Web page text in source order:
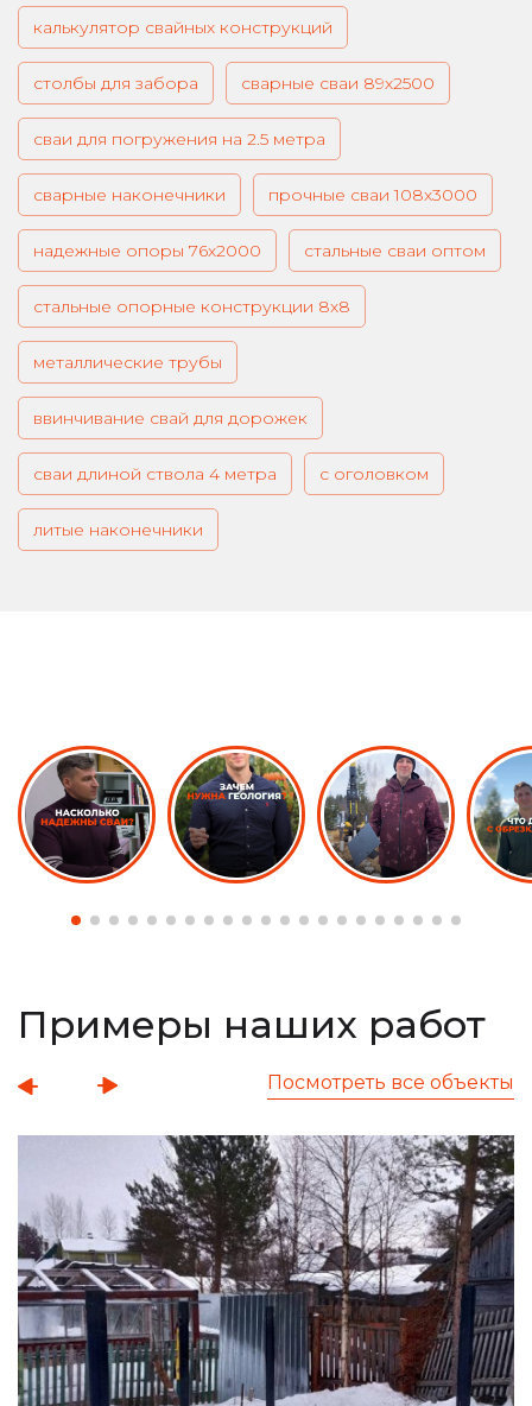
калькулятор свайных конструкций
столбы для забора сварные сваи 89х2500
сваи для погружения на 2.5 метра
сварные наконечники прочные сваи 108х3000
надежные опоры 76х2000 стальные сваи оптом
стальные опорные конструкции 8х8
металлические трубы
ввинчивание свай для дорожек
сваи длиной ствола 4 метра с оголовком
литые наконечники
Примеры наших работ
Посмотреть все объекты